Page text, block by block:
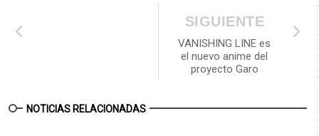
SIGUIENTE
VANISHING LINE es
el nuevo anime del
proyecto Garo
NOTICIAS RELACIONADAS